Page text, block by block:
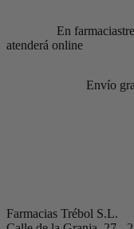
En
atenderá online
Envío
Farmacias Trébol S.L.